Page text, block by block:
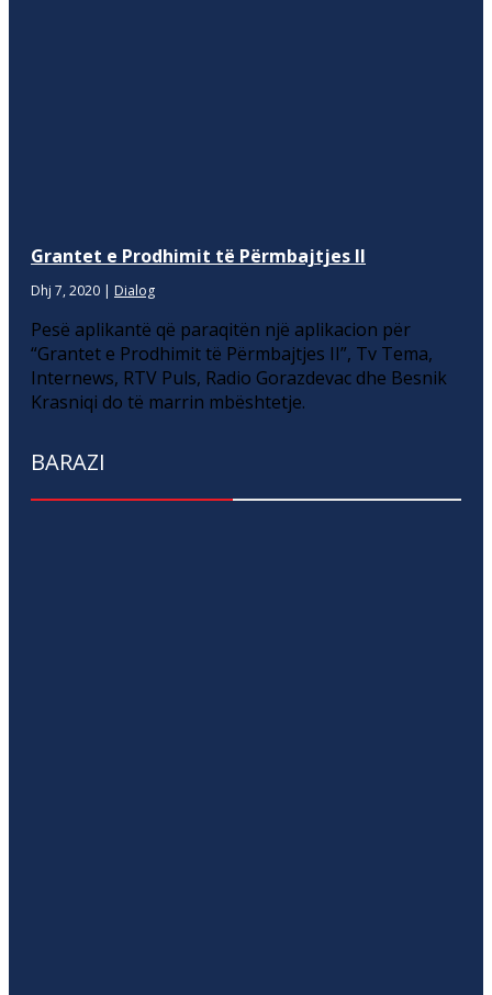
Grantet e Prodhimit të Përmbajtjes II
Dhj 7, 2020 | Dialog
Pesë aplikantë që paraqitën një aplikacion për
“Grantet e Prodhimit të Përmbajtjes II”, Tv Tema,
Internews, RTV Puls, Radio Gorazdevac dhe Besnik
Krasniqi do të marrin mbështetje.
BARAZI